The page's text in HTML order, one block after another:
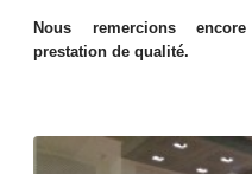
Nous remercions
prestation de qualité.